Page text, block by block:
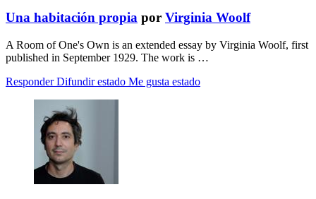
Una habitación propia por Virginia Woolf
A Room of One's Own is an extended essay by Virginia Woolf, first
published in September 1929. The work is …
Responder Difundir estado Me gusta estado